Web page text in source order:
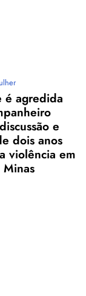
é agredida
e
dois anos
violência em
Minas